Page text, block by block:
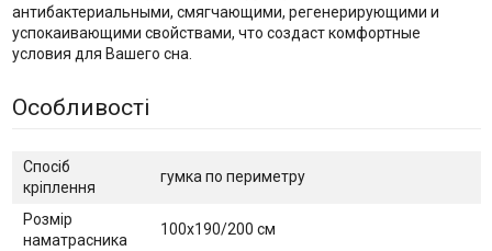
антибактериальными, смягчающими, регенерирующими и
успокаивающими свойствами, что создаст комфортные
условия для Вашего сна.
Особливості
Спосіб
кріплення
гумка по периметру
Розмір
наматрасника
100х190/200 см